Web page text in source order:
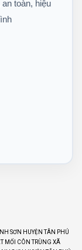
toàn, hiệu
SƠN HUYỆN TÂN PHÚ
MỐI CÔN TRÙNG XÃ